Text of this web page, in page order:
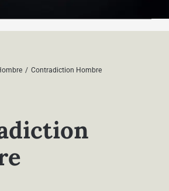
Contradiction Hombre